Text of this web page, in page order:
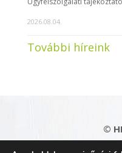
2026.08.04.
További híreink
©
Adatkezelési